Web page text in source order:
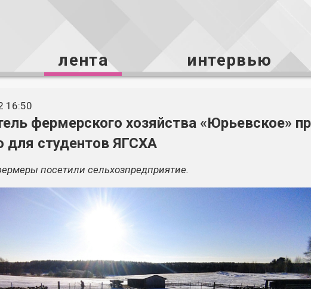
лента интервью
16:50
фермерского хозяйства «Юрьевское»
для студентов ЯГСХА
посетили сельхозпредприятие.